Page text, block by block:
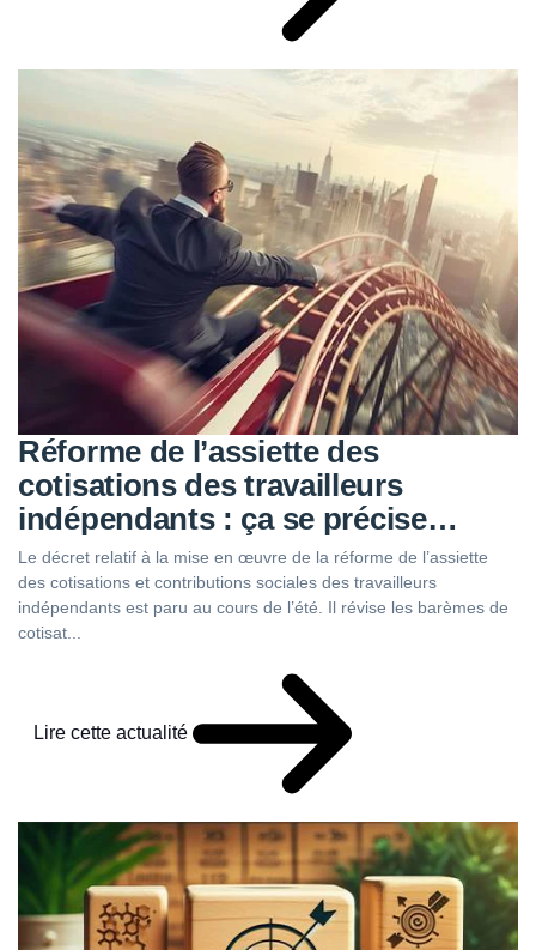
Réforme de l’assiette des
cotisations des travailleurs
indépendants : ça se précise…
Le décret relatif à la mise en œuvre de la réforme de l’assiette
des cotisations et contributions sociales des travailleurs
indépendants est paru au cours de l’été. Il révise les barèmes de
cotisat...
Lire cette actualité